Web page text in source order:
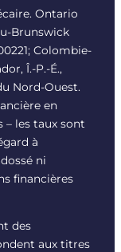
Ontario
Brunswick
; Colombie-
Î.-P.-É.,
Nord-Ouest.
en
les taux sont
à
ni
financières
des
aux titres